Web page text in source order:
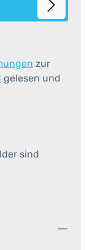
zur
gelesen und
sind